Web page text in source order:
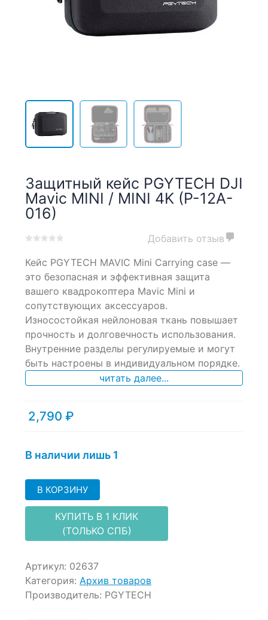
Защитный кейс PGYTECH DJI
Mavic MINI / MINI 4K (P-12A-
016)
out
on
customer
ratings
Добавить отзыв
Кейс PGYTECH MAVIC Mini Carrying case —
это безопасная и эффективная защита
вашего квадрокоптера Mavic Mini и
сопутствующих аксессуаров.
Износостойкая нейлоновая ткань повышает
прочность и долговечность использования.
Внутренние разделы регулируемые и могут
быть настроены в индивидуальном порядке.
читать далее...
2,790 ₽
В наличии лишь 1
В КОРЗИНУ
КУПИТЬ В 1 КЛИК
(ТОЛЬКО СПБ)
Артикул: 02637
Категория: Архив товаров
Производитель: PGYTECH